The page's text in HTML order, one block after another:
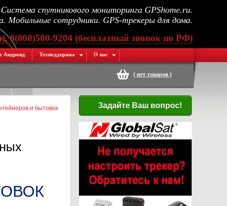
спутникового мониторинга GPShome.ru.
Мобильные сотрудники. GPS-трекеры для дома.
8(800)500-9204 (бесплатный звонок по РФ)
Андроид Техподдержка О нас
(нет товаров)
и бытовок
Задайте Ваш вопрос!